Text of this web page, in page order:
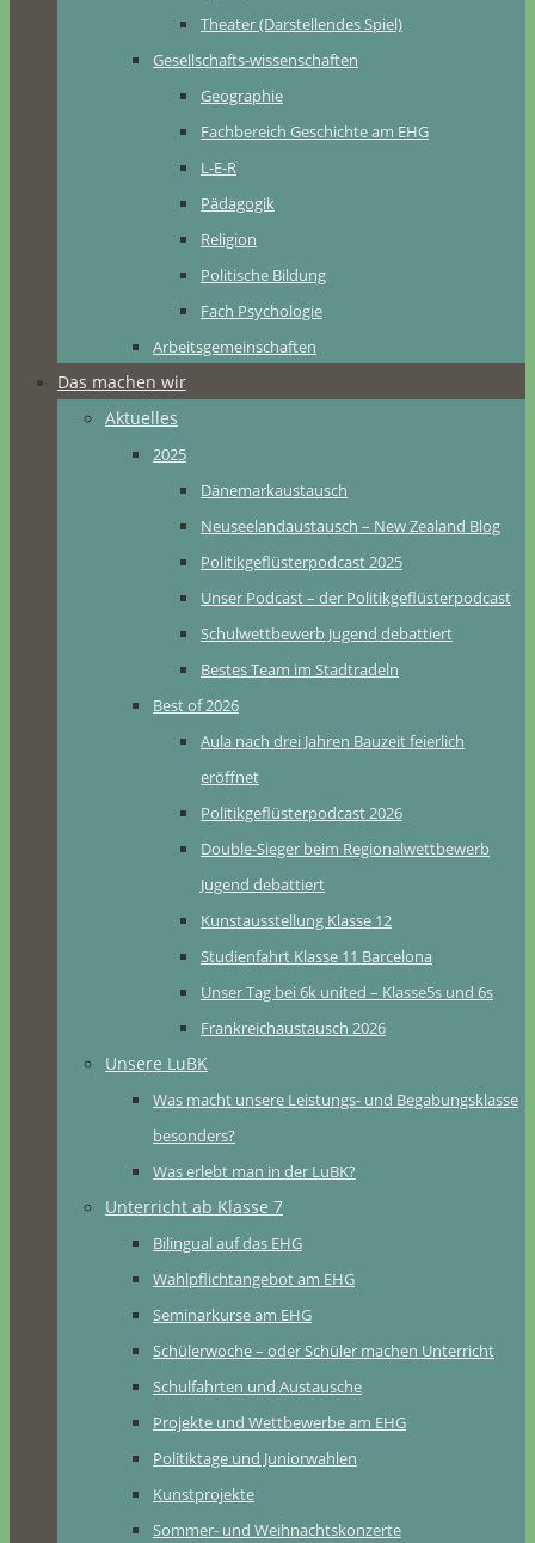
Theater (Darstellendes Spiel)
Gesellschafts-wissenschaften
Geographie
Fachbereich Geschichte am EHG
L-E-R
Pädagogik
Religion
Politische Bildung
Fach Psychologie
Arbeitsgemeinschaften
Das machen wir
Aktuelles
2025
Dänemarkaustausch
Neuseelandaustausch – New Zealand Blog
Politikgeflüsterpodcast 2025
Unser Podcast – der Politikgeflüsterpodcast
Schulwettbewerb Jugend debattiert
Bestes Team im Stadtradeln
Best of 2026
Aula nach drei Jahren Bauzeit feierlich
eröffnet
Politikgeflüsterpodcast 2026
Double-Sieger beim Regionalwettbewerb
Jugend debattiert
Kunstausstellung Klasse 12
Studienfahrt Klasse 11 Barcelona
Unser Tag bei 6k united – Klasse5s und 6s
Frankreichaustausch 2026
Unsere LuBK
Was macht unsere Leistungs- und Begabungsklasse
besonders?
Was erlebt man in der LuBK?
Unterricht ab Klasse 7
Bilingual auf das EHG
Wahlpflichtangebot am EHG
Seminarkurse am EHG
Schülerwoche – oder Schüler machen Unterricht
Schulfahrten und Austausche
Projekte und Wettbewerbe am EHG
Politiktage und Juniorwahlen
Kunstprojekte
Sommer- und Weihnachtskonzerte